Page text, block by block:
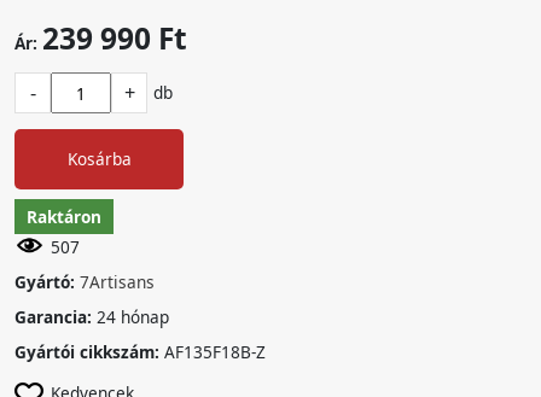
Ár: 239 990 Ft
- + db
Kosárba
Raktáron
507
Gyártó: 7Artisans
Garancia: 24 hónap
Gyártói cikkszám: AF135F18B-Z